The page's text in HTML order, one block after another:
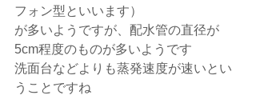
フォン型といいます）
が多いようですが、配水管の直径が
5cm程度のものが多いようです
洗面台などよりも蒸発速度が速いとい
うことですね